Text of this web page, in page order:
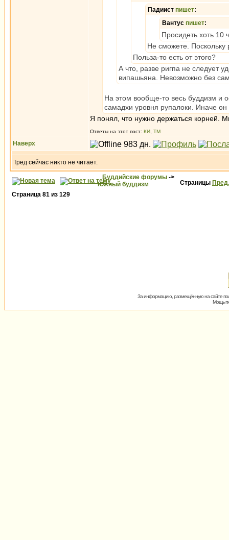
Падиист пишет:
Вантус пишет:
Просидеть хоть 10
Не сможете. Поскольку
Польза-то есть от этого?
А что, разве ригпа не следует
випашьяна. Невозможно без
На этом вообще-то весь буддизм и
самадхи уровня рупалоки. Иначе
Я понял, что нужно держаться корней.
Ответы на этот пост: КИ ТМ
Наверх
Тред сейчас никто не читает.
Буддийские форумы ->
Южный буддизм
Страницы Пред.
Страница 81 из 129
За информацию, размещённую на сайте
Мощь